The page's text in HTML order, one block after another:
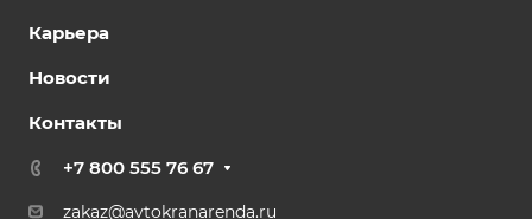
Карьера
Новости
Контакты
+7 800 555 76 67
zakaz@avtokranarenda.ru